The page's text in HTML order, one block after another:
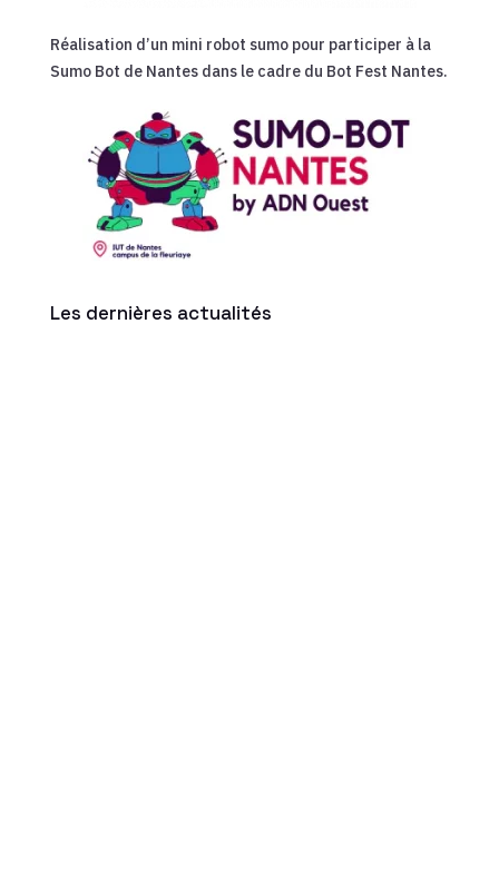
Réalisation d’un mini robot sumo pour participer à la
Sumo Bot de Nantes dans le cadre du Bot Fest Nantes.
Les dernières actualités